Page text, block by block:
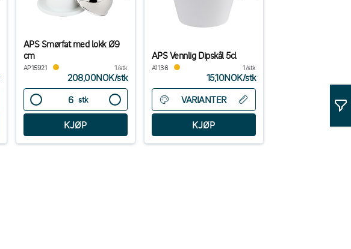
APS Smørfat med lokk Ø9
cm
AP15921 1/stk
208,00NOK/stk
stk
APS Vennlig Dipskål 5cl
A1136 1/stk
15,10NOK/stk
VARIANTER